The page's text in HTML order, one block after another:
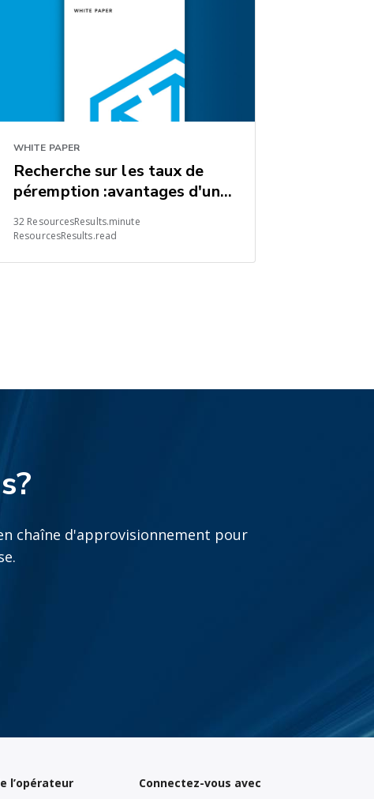
WHITE PAPER
Recherche sur les taux de
péremption :avantages d'une
d'approvisionnement de fret
32 ResourcesResults.minute
ResourcesResults.read
chaîne d'approvisionnement pour
l’opérateur Connectez-vous avec